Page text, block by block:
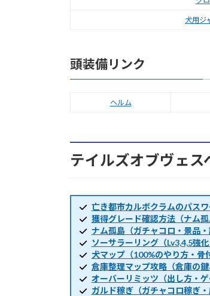
犬用ジ
頭装備リンク
ヘルム
テイルズオブヴェ
亡き都市カルボクラムのパス
獲得グレード確認方法（ナム孤
ナム孤島（ガチャコロ・景品
ソーサラーリング（Lv3,4,5強
犬マップ（100%のやり方・骨
倉庫整理マップ攻略（倉庫の
オーバーリミッツ（出し方・ゲ
ガルド稼ぎ（ガチャコロ稼ぎ